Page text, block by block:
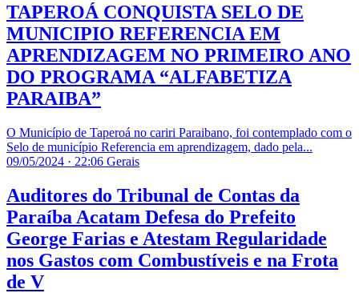
TAPEROÁ CONQUISTA SELO DE
MUNICIPIO REFERENCIA EM
APRENDIZAGEM NO PRIMEIRO ANO
DO PROGRAMA “ALFABETIZA
PARAIBA”
O Município de Taperoá no cariri Paraibano, foi contemplado com o
Selo de município Referencia em aprendizagem, dado pela...
09/05/2024 · 22:06 Gerais
​Auditores do Tribunal de Contas da
Paraíba Acatam Defesa do Prefeito
George Farias e Atestam Regularidade
nos Gastos com Combustíveis e na Frota
de V